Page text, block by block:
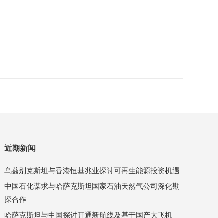
近期新闻
乌兹别克斯坦与香港恒基兆业探讨可再生能源投资机遇
中国石化谋求与哈萨克斯坦国家石油天然气公司深化勘
探合作
哈萨克斯坦与中国探讨开通新航线及基于国产大飞机